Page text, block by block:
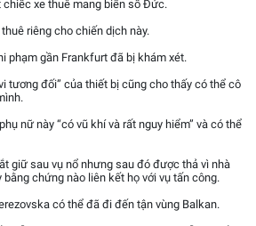
xe thuê mang biển số Đức.
riêng cho chiến dịch này.
phạm gần Frankfurt đã bị khám xét.
tương đối” của thiết bị cũng cho thấy có thể cô
nữ này “có vũ khí và rất nguy hiểm” và có thể
giữ sau vụ nổ nhưng sau đó được thả vì nhà
chứng nào liên kết họ với vụ tấn công.
có thể đã đi đến tận vùng Balkan.